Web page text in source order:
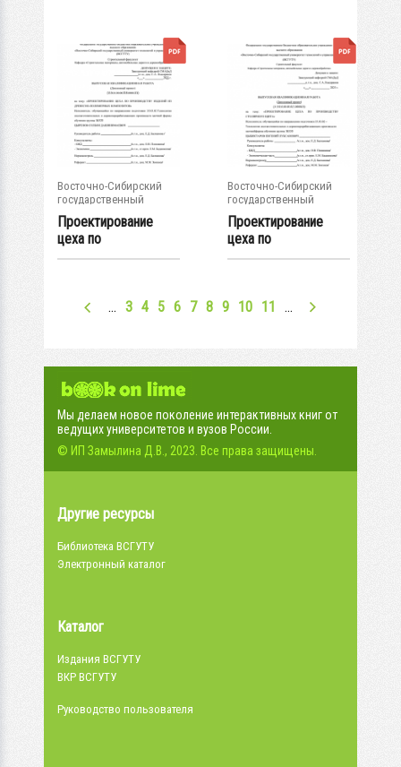
Восточно-Сибирский
государственный
университет...
Проектирование
цеха по
производству
Восточно-Сибирский
государственный
университет...
Проектирование
цеха по
производству
… 3 4 5 6 7 8 9 10 11 …
Мы делаем новое поколение интерактивных книг от
ведущих университетов и вузов России.
© ИП Замылина Д.В., 2023. Все права защищены.
Другие ресурсы
Библиотека ВСГУТУ
Электронный каталог
Каталог
Издания ВСГУТУ
ВКР ВСГУТУ
Руководство пользователя